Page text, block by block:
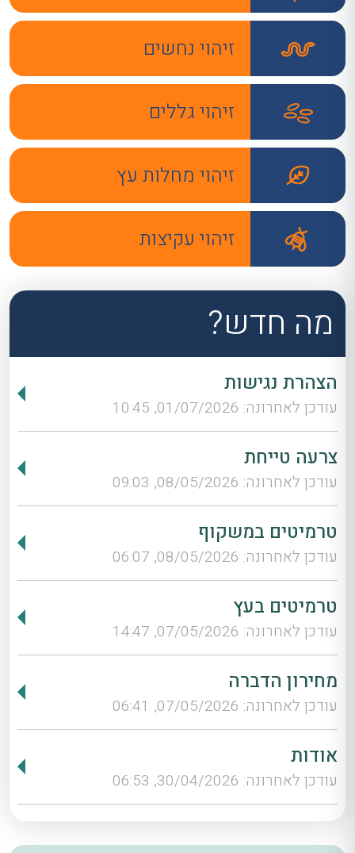
זיהוי נחשים
זיהוי גללים
זיהוי מחלות עץ
זיהוי עקיצות
מה חדש?
הצהרת נגישות
עודכן לאחרונה: 01/07/2026, 10:45
צרעה טייחת
עודכן לאחרונה: 08/05/2026, 09:03
טרמיטים במשקוף
עודכן לאחרונה: 08/05/2026, 06:07
טרמיטים בעץ
עודכן לאחרונה: 07/05/2026, 14:47
מחירון הדברה
עודכן לאחרונה: 07/05/2026, 06:41
אודות
עודכן לאחרונה: 30/04/2026, 06:53